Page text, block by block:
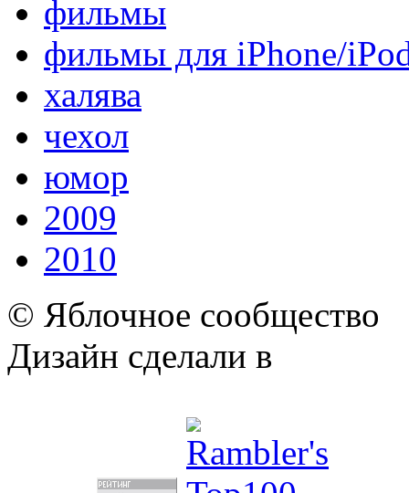
фильмы
фильмы для iPhone/
халява
чехол
юмор
2009
2010
© Яблочное сообщество
Дизайн сделали в